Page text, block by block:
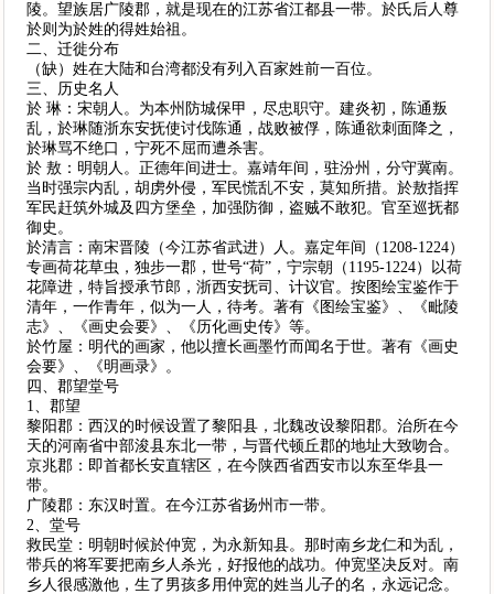
陵。望族居广陵郡，就是现在的江苏省江都县一带。於氏后人尊
於则为於姓的得姓始祖。
二、迁徙分布
（缺）姓在大陆和台湾都没有列入百家姓前一百位。
三、历史名人
於 琳：宋朝人。为本州防城保甲，尽忠职守。建炎初，陈通叛
乱，於琳随浙东安抚使讨伐陈通，战败被俘，陈通欲刺面降之，
於琳骂不绝口，宁死不屈而遭杀害。
於 敖：明朝人。正德年间进士。嘉靖年间，驻汾州，分守冀南。
当时强宗内乱，胡虏外侵，军民慌乱不安，莫知所措。於敖指挥
军民赶筑外城及四方堡垒，加强防御，盗贼不敢犯。官至巡抚都
御史。
於清言：南宋晋陵（今江苏省武进）人。嘉定年间（1208-1224）
专画荷花草虫，独步一郡，世号“荷”，宁宗朝（1195-1224）以荷
花障进，特旨授承节郎，浙西安抚司、计议官。按图绘宝鉴作于
清年，一作青年，似为一人，待考。著有《图绘宝鉴》、《毗陵
志》、《画史会要》、《历化画史传》等。
於竹屋：明代的画家，他以擅长画墨竹而闻名于世。著有《画史
会要》、《明画录》。
四、郡望堂号
1、郡望
黎阳郡：西汉的时候设置了黎阳县，北魏改设黎阳郡。治所在今
天的河南省中部浚县东北一带，与晋代顿丘郡的地址大致吻合。
京兆郡：即首都长安直辖区，在今陕西省西安市以东至华县一
带。
广陵郡：东汉时置。在今江苏省扬州市一带。
2、堂号
救民堂：明朝时候於仲宽，为永新知县。那时南乡龙仁和为乱，
带兵的将军要把南乡人杀光，好报他的战功。仲宽坚决反对。南
乡人很感激他，生了男孩多用仲宽的姓当儿子的名，永远记念。